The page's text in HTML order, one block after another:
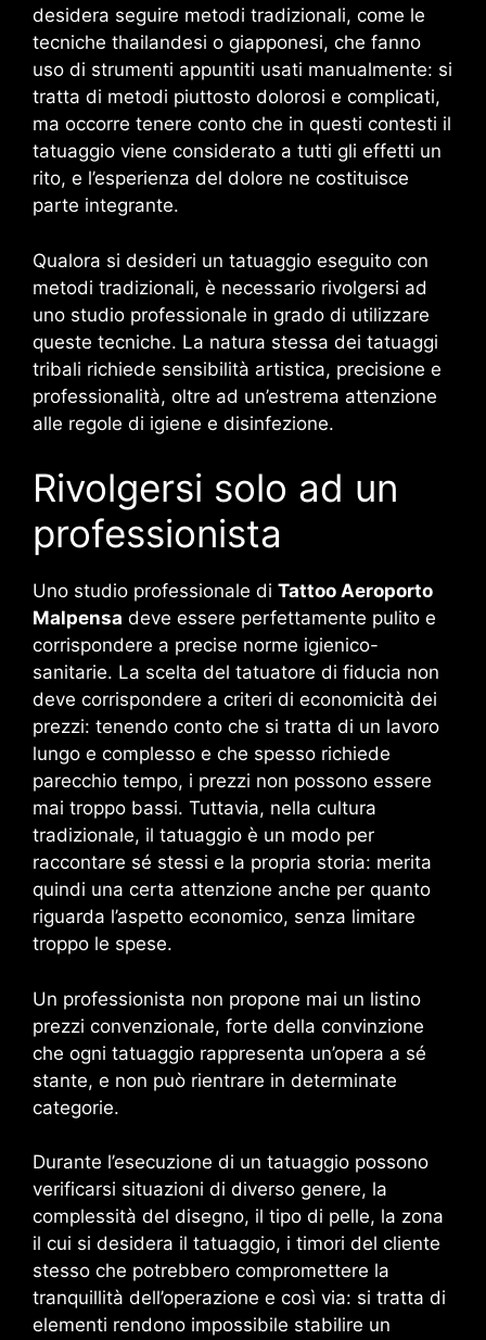
desidera seguire metodi tradizionali, come le
tecniche thailandesi o giapponesi, che fanno
uso di strumenti appuntiti usati manualmente: si
tratta di metodi piuttosto dolorosi e complicati,
ma occorre tenere conto che in questi contesti il
tatuaggio viene considerato a tutti gli effetti un
rito, e l’esperienza del dolore ne costituisce
parte integrante.
Qualora si desideri un tatuaggio eseguito con
metodi tradizionali, è necessario rivolgersi ad
uno studio professionale in grado di utilizzare
queste tecniche. La natura stessa dei tatuaggi
tribali richiede sensibilità artistica, precisione e
professionalità, oltre ad un’estrema attenzione
alle regole di igiene e disinfezione.
Rivolgersi solo ad un
professionista
Uno studio professionale di Tattoo Aeroporto
Malpensa deve essere perfettamente pulito e
corrispondere a precise norme igienico-
sanitarie. La scelta del tatuatore di fiducia non
deve corrispondere a criteri di economicità dei
prezzi: tenendo conto che si tratta di un lavoro
lungo e complesso e che spesso richiede
parecchio tempo, i prezzi non possono essere
mai troppo bassi. Tuttavia, nella cultura
tradizionale, il tatuaggio è un modo per
raccontare sé stessi e la propria storia: merita
quindi una certa attenzione anche per quanto
riguarda l’aspetto economico, senza limitare
troppo le spese.
Un professionista non propone mai un listino
prezzi convenzionale, forte della convinzione
che ogni tatuaggio rappresenta un’opera a sé
stante, e non può rientrare in determinate
categorie.
Durante l’esecuzione di un tatuaggio possono
verificarsi situazioni di diverso genere, la
complessità del disegno, il tipo di pelle, la zona
il cui si desidera il tatuaggio, i timori del cliente
stesso che potrebbero compromettere la
tranquillità dell’operazione e così via: si tratta di
elementi rendono impossibile stabilire un